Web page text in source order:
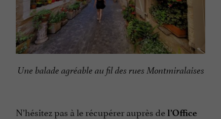
Une balade agréable au fil des rues Montmiralaises
N’hésitez pas à le récupérer auprès del’Office